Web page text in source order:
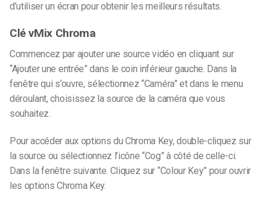
d’utiliser un écran pour obtenir les meilleurs résultats.
Clé vMix Chroma
Commencez par ajouter une source vidéo en cliquant sur
“Ajouter une entrée” dans le coin inférieur gauche. Dans la
fenêtre qui s’ouvre, sélectionnez “Caméra” et dans le menu
déroulant, choisissez la source de la caméra que vous
souhaitez.
Pour accéder aux options du Chroma Key, double-cliquez sur
la source ou sélectionnez l’icône “Cog” à côté de celle-ci.
Dans la fenêtre suivante. Cliquez sur “Colour Key” pour ouvrir
les options Chroma Key.